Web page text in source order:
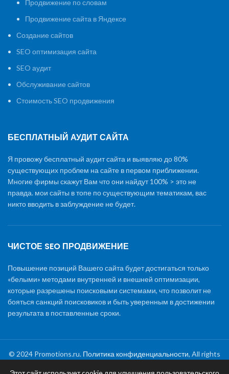
Продвижение по словам
Продвижение сайта в Яндексе
Создание сайтов
SEO оптимизация сайта
SEO аудит
Обслуживание сайтов
Стоимость SEO продвижения
БЕСПЛАТНЫЙ АУДИТ САЙТА
Я провожу бесплатный аудит сайта и выявляю до 80%
существующих проблем на сайте в первом приближении.
Многие фирмы скажут Вам что они найдут 100% > это не
правда. мои сайты в топе по существующим тематикам, вас
никто вводить в заблуждение не будет.
ЧИСТОЕ SEO ПРОДВИЖЕНИЕ
Повышение позиций Вашего сайта будет достигаться только
«белыми» методами внутренней и внешней оптимизации,
которые разрешены поисковыми системами, что позволит не
бояться санкций поисковиков и быть уверенным в достижении
результата в поставленные сроки.
© 2024 Promotions.ru. Политика конфиденциальности, All rights
reserved